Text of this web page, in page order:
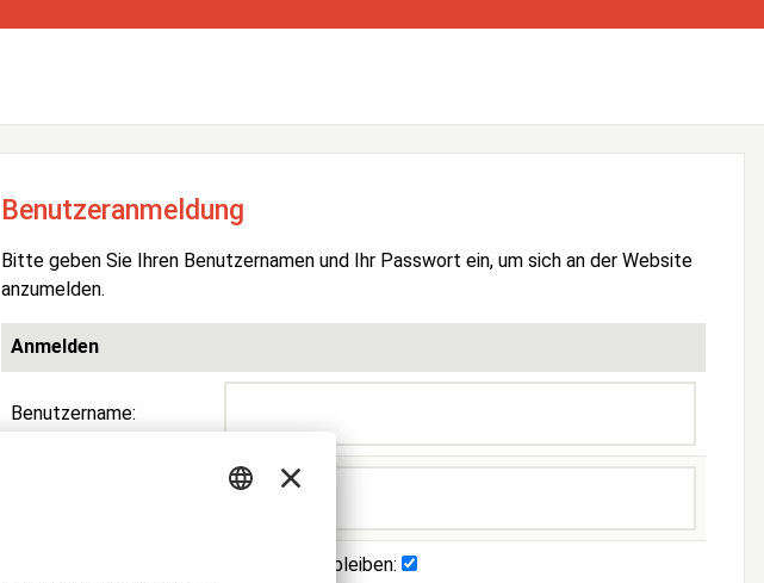
Benutzeranmeldung
Bitte geben Sie Ihren Benutzernamen und Ihr Passwort ein, um sich an der Website
anzumelden.
Anmelden
Benutzername:
Angemeldet bleiben: